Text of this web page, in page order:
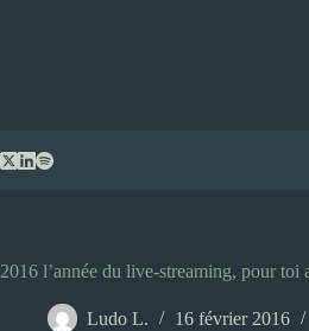
au
2016 l’année du live-streaming, pour toi
Ludo L. 16 février 2016